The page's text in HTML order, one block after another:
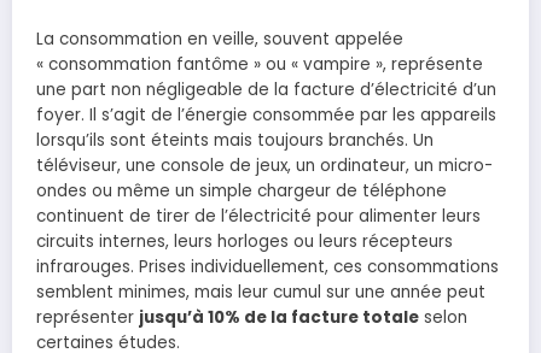
La consommation en veille, souvent appelée
« consommation fantôme » ou « vampire », représente
une part non négligeable de la facture d’électricité d’un
foyer. Il s’agit de l’énergie consommée par les appareils
lorsqu’ils sont éteints mais toujours branchés. Un
téléviseur, une console de jeux, un ordinateur, un micro-
ondes ou même un simple chargeur de téléphone
continuent de tirer de l’électricité pour alimenter leurs
circuits internes, leurs horloges ou leurs récepteurs
infrarouges. Prises individuellement, ces consommations
semblent minimes, mais leur cumul sur une année peut
représenter jusqu’à 10% de la facture totale selon
certaines études.